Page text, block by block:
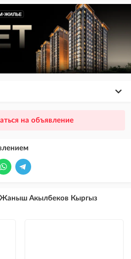
бесплатных объявлений
бесплатных объявлений (после VIP)
на объявление
Жаныш Акылбеков Кыргыз